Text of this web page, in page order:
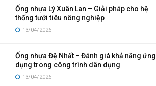
Ống nhựa Lý Xuân Lan – Giải pháp cho hệ
thống tưới tiêu nông nghiệp
13/04/2026
Ống nhựa Đệ Nhất – Đánh giá khả năng ứng
dụng trong công trình dân dụng
13/04/2026